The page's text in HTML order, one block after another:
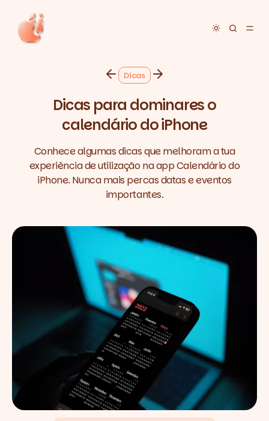
Toggle
Dicas
Dicas para dominares o
calendário do iPhone
Conhece algumas dicas que melhoram a tua
experiência de utilização na app Calendário do
iPhone. Nunca mais percas datas e eventos
importantes.